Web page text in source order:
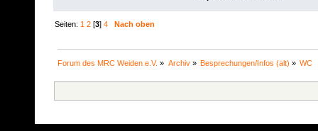
Seiten: 1 2 [3]4 Nach oben
Forum des MRC Weiden e.V. » Archiv» Besprechungen/Infos (alt) » WC